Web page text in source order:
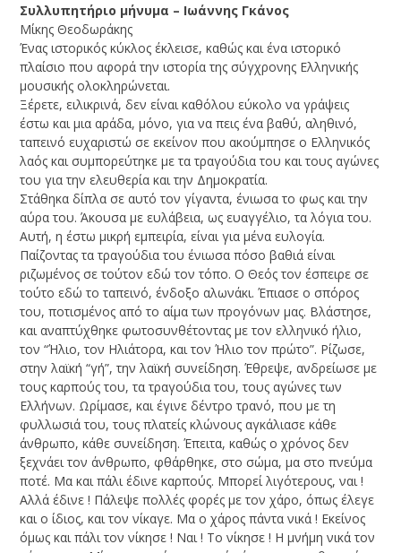
Συλλυπητήριο μήνυμα – Ιωάννης Γκάνος
Μίκης Θεοδωράκης
Ένας ιστορικός κύκλος έκλεισε, καθώς και ένα ιστορικό
πλαίσιο που αφορά την ιστορία της σύγχρονης Ελληνικής
μουσικής ολοκληρώνεται.
Ξέρετε, ειλικρινά, δεν είναι καθόλου εύκολο να γράψεις
έστω και μια αράδα, μόνο, για να πεις ένα βαθύ, αληθινό,
ταπεινό ευχαριστώ σε εκείνον που ακούμπησε ο Ελληνικός
λαός και συμπορεύτηκε με τα τραγούδια του και τους αγώνες
του για την ελευθερία και την Δημοκρατία.
Στάθηκα δίπλα σε αυτό τον γίγαντα, ένιωσα το φως και την
αύρα του. Άκουσα με ευλάβεια, ως ευαγγέλιο, τα λόγια του.
Αυτή, η έστω μικρή εμπειρία, είναι για μένα ευλογία.
Παίζοντας τα τραγούδια του ένιωσα πόσο βαθιά είναι
ριζωμένος σε τούτον εδώ τον τόπο. Ο Θεός τον έσπειρε σε
τούτο εδώ το ταπεινό, ένδοξο αλωνάκι. Έπιασε ο σπόρος
του, ποτισμένος από το αίμα των προγόνων μας. Βλάστησε,
και αναπτύχθηκε φωτοσυνθέτοντας με τον ελληνικό ήλιο,
τον “Ήλιο, τον Ηλιάτορα, και τον Ήλιο τον πρώτο”. Ρίζωσε,
στην λαϊκή “γή”, την λαϊκή συνείδηση. Έθρεψε, ανδρείωσε με
τους καρπούς του, τα τραγούδια του, τους αγώνες των
Ελλήνων. Ωρίμασε, και έγινε δέντρο τρανό, που με τη
φυλλωσιά του, τους πλατείς κλώνους αγκάλιασε κάθε
άνθρωπο, κάθε συνείδηση. Έπειτα, καθώς ο χρόνος δεν
ξεχνάει τον άνθρωπο, φθάρθηκε, στο σώμα, μα στο πνεύμα
ποτέ. Μα και πάλι έδινε καρπούς. Μπορεί λιγότερους, ναι !
Αλλά έδινε ! Πάλεψε πολλές φορές με τον χάρο, όπως έλεγε
και ο ίδιος, και τον νίκαγε. Μα ο χάρος πάντα νικά ! Εκείνος
όμως και πάλι τον νίκησε ! Ναι ! Το νίκησε ! Η μνήμη νικά τον